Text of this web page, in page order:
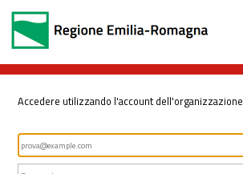
Accedere utilizzando l'account dell'organizzazione